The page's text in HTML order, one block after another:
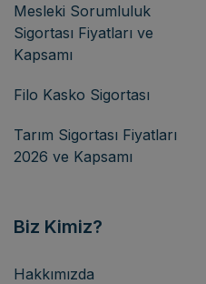
Mesleki Sorumluluk
Sigortası Fiyatları ve
Kapsamı
Filo Kasko Sigortası
Tarım Sigortası Fiyatları
2026 ve Kapsamı
Biz Kimiz?
Hakkımızda